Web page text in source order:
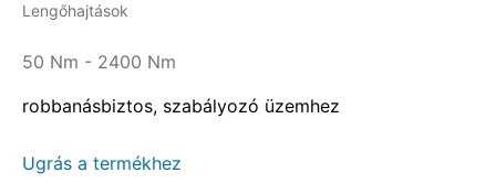
Lengőhajtások
50 Nm - 2400 Nm
robbanásbiztos, szabályozó üzemhez
Ugrás a termékhez